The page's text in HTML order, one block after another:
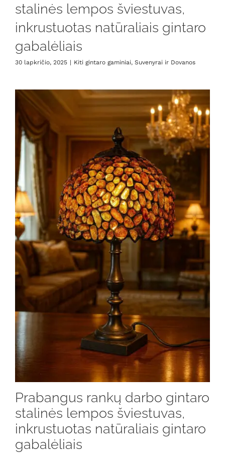
stalinės lempos šviestuvas,
inkrustuotas natūraliais gintaro
gabalėliais
30 lapkričio, 2025 | Kiti gintaro gaminiai, Suvenyrai ir Dovanos
Prabangus rankų darbo gintaro
stalinės lempos šviestuvas,
inkrustuotas natūraliais gintaro
gabalėliais